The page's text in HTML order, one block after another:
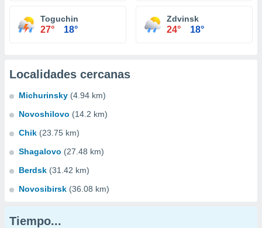
Toguchin
27° 18°
Zdvinsk
24° 18°
Localidades cercanas
Michurinsky (4.94 km)
Novoshilovo (14.2 km)
Chik (23.75 km)
Shagalovo (27.48 km)
Berdsk (31.42 km)
Novosibirsk (36.08 km)
Tiempo...